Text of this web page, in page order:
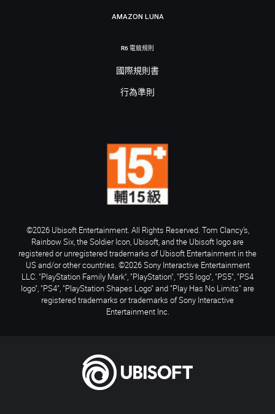
AMAZON LUNA
R6 電競規則
國際規則書
行為準則
©2026 Ubisoft Entertainment. All Rights Reserved. Tom Clancy’s,
Rainbow Six, the Soldier Icon, Ubisoft, and the Ubisoft logo are
registered or unregistered trademarks of Ubisoft Entertainment in the
US and/or other countries. ©2026 Sony Interactive Entertainment
LLC. "PlayStation Family Mark", "PlayStation", "PS5 logo", "PS5", "PS4
logo", "PS4", "PlayStation Shapes Logo" and "Play Has No Limits" are
registered trademarks or trademarks of Sony Interactive
Entertainment Inc.